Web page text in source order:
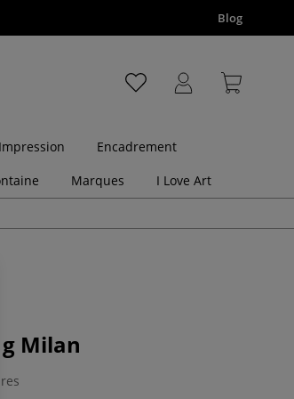
Blog
Impression
Encadrement
Marques I Love Art
Milan